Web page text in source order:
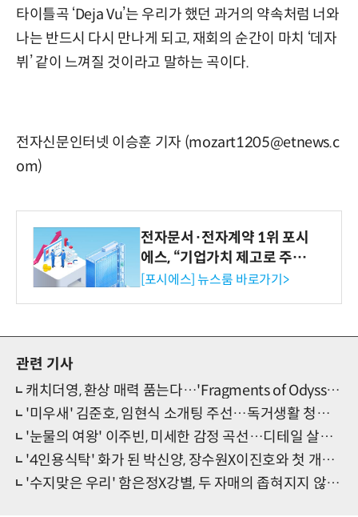
타이틀곡 ‘Deja Vu’는 우리가 했던 과거의 약속처럼 너와
나는 반드시 다시 만나게 되고, 재회의 순간이 마치 ‘데자
뷔’ 같이 느껴질 것이라고 말하는 곡이다.
전자신문인터넷 이승훈 기자 (mozart1205@etnews.c
om)
전자문서·전자계약 1위 포시
에스, “기업가치 제고로 주주
환원 강화” 계획 공시
[포시에스] 뉴스룸 바로가기>
관련 기사
캐치더영, 환상 매력 품는다…'Fragments of Odyssey' 기대감 UP
'미우새' 김준호, 임현식 소개팅 주선…독거생활 청산 나섰다
'눈물의 여왕' 이주빈, 미세한 감정 곡선…디테일 살린 열연
'4인용식탁' 화가 된 박신양, 장수원X이진호와 첫 개인전 기념 파티
'수지맞은 우리' 함은정X강별, 두 자매의 좁혀지지 않는 간극